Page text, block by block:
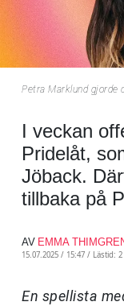
Petra Marklund gjorde
I veckan
Pridelåt,
Jöback.
tillbaka på
AV EMMA
15.07.2025 / 15:47 / Lästid:
En spellista